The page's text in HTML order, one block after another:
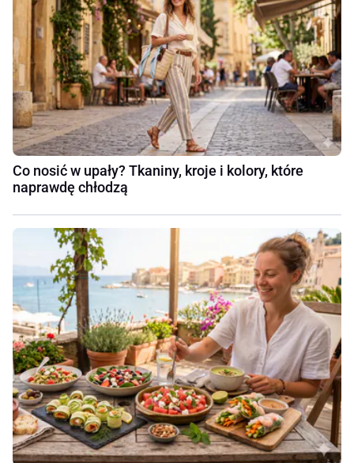
Co nosić w upały? Tkaniny, kroje i kolory, które
naprawdę chłodzą